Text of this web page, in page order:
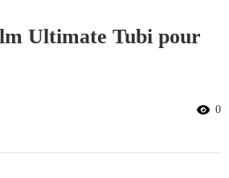
Ultimate Tubi pour
0